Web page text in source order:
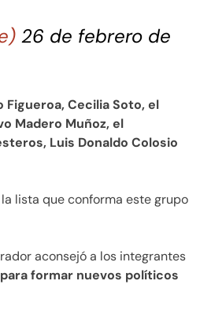
26 de febrero de
Figueroa, Cecilia Soto, el
Madero Muñoz, el
Luis Donaldo Colosio
lista que conforma este grupo
aconsejó a los integrantes
formar nuevos políticos